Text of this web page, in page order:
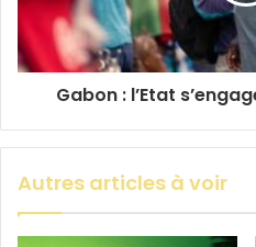
Gabon : l’Etat
Autres articles à voir